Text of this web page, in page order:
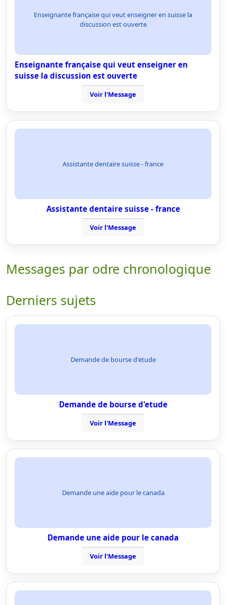
Enseignante française qui veut enseigner en suisse la
discussion est ouverte
Enseignante française qui veut enseigner en
suisse la discussion est ouverte
Voir l'Message
Assistante dentaire suisse - france
Assistante dentaire suisse - france
Voir l'Message
Messages par odre chronologique
Derniers sujets
Demande de bourse d'etude
Demande de bourse d'etude
Voir l'Message
Demande une aide pour le canada
Demande une aide pour le canada
Voir l'Message